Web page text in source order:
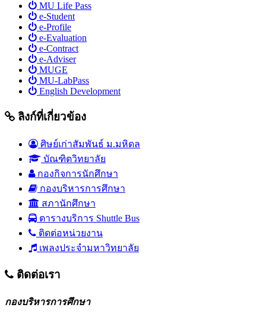
MU Life Pass
e-Student
e-Profile
e-Evaluation
e-Contract
e-Adviser
MUGE
MU-LabPass
English Development
ลิงก์ที่เกี่ยวข้อง
ศิษย์เก่าสัมพันธ์ ม.มหิดล
บัณฑิตวิทยาลัย
กองกิจการนักศึกษา
กองบริหารการศึกษา
สภานักศึกษา
ตารางบริการ Shuttle Bus
ติดต่อหน่วยงาน
เพลงประจำมหาวิทยาลัย
ติดต่อเรา
กองบริหารการศึกษา